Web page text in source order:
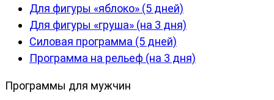
Для фигуры «яблоко» (5 дней)
Для фигуры «груша» (на 3 дня)
Силовая программа (5 дней)
Программа на рельеф (на 3 дня)
Программы для мужчин